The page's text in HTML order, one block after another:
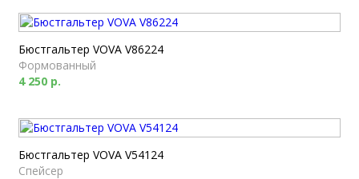
Бюстгальтер VOVA V86224
Формованный
4 250 р.
Бюстгальтер VOVA V54124
Спейсер